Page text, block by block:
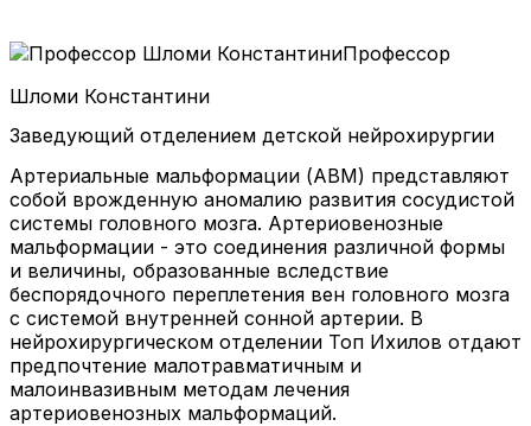
Профессор
Шломи Константини
Заведующий отделением детской нейрохирургии
Артериальные мальформации (АВМ) представляют
собой врожденную аномалию развития сосудистой
системы головного мозга. Артериовенозные
мальформации - это соединения различной формы
и величины, образованные вследствие
беспорядочного переплетения вен головного мозга
с системой внутренней сонной артерии. В
нейрохирургическом отделении Топ Ихилов отдают
предпочтение малотравматичным и
малоинвазивным методам лечения
артериовенозных мальформаций.